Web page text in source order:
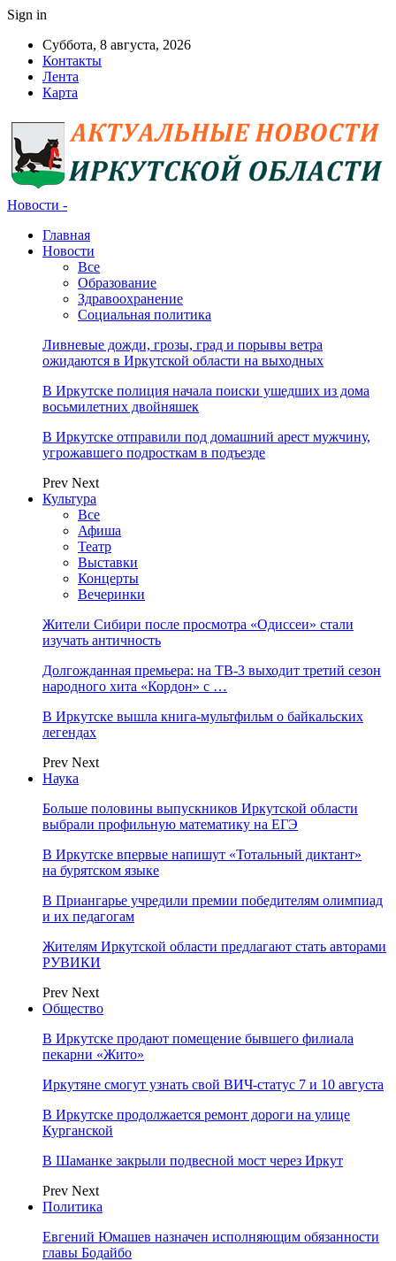
Sign in
Суббота, 8 августа, 2026
Контакты
Лента
Карта
Новости -
Главная
Новости
Все
Образование
Здравоохранение
Социальная политика
Ливневые дожди, грозы, град и порывы ветра
ожидаются в Иркутской области на выходных
В Иркутске полиция начала поиски ушедших из дома
восьмилетних двойняшек
В Иркутске отправили под домашний арест мужчину,
угрожавшего подросткам в подъезде
Prev Next
Культура
Все
Афиша
Театр
Выставки
Концерты
Вечеринки
Жители Сибири после просмотра «Одиссеи» стали
изучать античность
Долгожданная премьера: на ТВ-3 выходит третий сезон
народного хита «Кордон» с …
В Иркутске вышла книга-мультфильм о байкальских
легендах
Prev Next
Наука
Больше половины выпускников Иркутской области
выбрали профильную математику на ЕГЭ
В Иркутске впервые напишут «Тотальный диктант»
на бурятском языке
В Приангарье учредили премии победителям олимпиад
и их педагогам
Жителям Иркутской области предлагают стать авторами
РУВИКИ
Prev Next
Общество
В Иркутске продают помещение бывшего филиала
пекарни «Жито»
Иркутяне смогут узнать свой ВИЧ-статус 7 и 10 августа
В Иркутске продолжается ремонт дороги на улице
Курганской
В Шаманке закрыли подвесной мост через Иркут
Prev Next
Политика
Евгений Юмашев назначен исполняющим обязанности
главы Бодайбо